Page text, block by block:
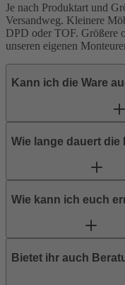
Je nach Produktart und
Versandweg. Kleinere
DPD oder TOF. Größere
unseren eigenen
Kann ich die Ware
Wie lange dauert die
Wie kann ich euch
Bietet ihr auch